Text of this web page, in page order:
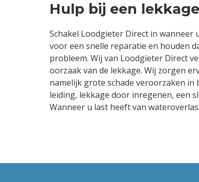
Hulp bij een lekkage
Schakel Loodgieter Direct in wanneer
voor een snelle reparatie en houden
probleem. Wij van Loodgieter Direct
oorzaak van de lekkage. Wij zorgen
namelijk grote schade veroorzaken
leiding, lekkage door inregenen, een
Wanneer u last heeft van